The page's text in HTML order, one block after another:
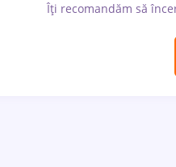
Îți recomandăm să